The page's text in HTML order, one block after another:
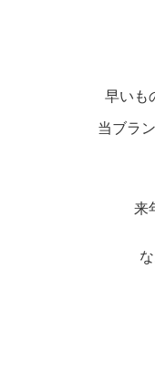
早いも
当ブラ
来